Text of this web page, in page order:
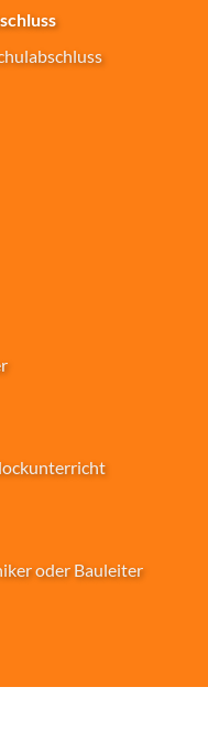
oder Bauleiter